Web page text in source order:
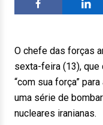
O chefe das forças
sexta-feira (13),
“com sua força”
uma série de
nucleares iranianas.